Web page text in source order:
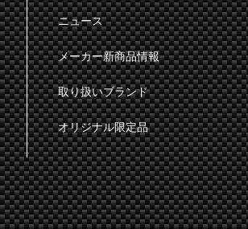
ニュース
メーカー新商品情報
取り扱いブランド
オリジナル限定品